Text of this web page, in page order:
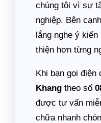
chúng tôi vì sự
nghiệp. Bên
lắng nghe ý kiến
thiện hơn từng
Khi bạn gọi điện
Khang theo số
được tư vấn
chữa nhanh